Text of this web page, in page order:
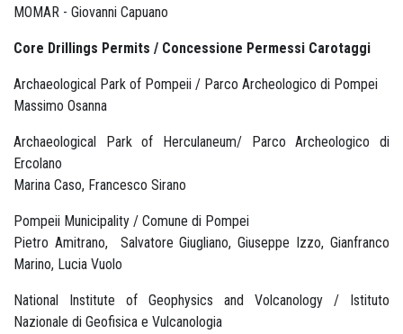
MOMAR - Giovanni Capuano
Core Drillings Permits / Concessione Permessi Carotaggi
Archaeological Park of Pompeii / Parco Archeologico di Pompei
Massimo Osanna
Archaeological Park of Herculaneum/ Parco Archeologico di
Ercolano
Marina Caso, Francesco Sirano
Pompeii Municipality / Comune di Pompei
Pietro Amitrano, Salvatore Giugliano, Giuseppe Izzo, Gianfranco
Marino, Lucia Vuolo
National Institute of Geophysics and Volcanology / Istituto
Nazionale di Geofisica e Vulcanologia